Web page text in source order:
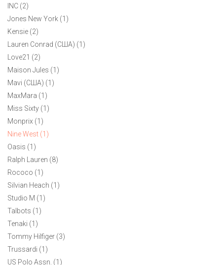
INC (2)
Jones New York (1)
Kensie (2)
Lauren Conrad (США) (1)
Love21 (2)
Maison Jules (1)
Mavi (CША) (1)
MaxMara (1)
Miss Sixty (1)
Monprix (1)
Nine West (1)
Oasis (1)
Ralph Lauren (8)
Rococo (1)
Silvian Heach (1)
Studio M (1)
Talbots (1)
Tenaki (1)
Tommy Hilfiger (3)
Trussardi (1)
US Polo Assn. (1)